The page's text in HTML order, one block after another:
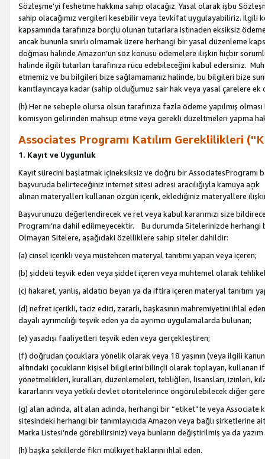
Sözleşme’yi feshetme hakkına sahip olacağız. Yasal olarak işbu
sahip olacağımız vergileri kesebilir veya tevkifat uygulayabiliriz. İlgili
kapsamında tarafınıza borçlu olunan tutarlara istinaden eksiksiz
ancak bununla sınırlı olmamak üzere herhangi bir yasal düzenleme
doğması halinde Amazon’un söz konusu ödemelere ilişkin hiçbir
halinde ilgili tutarları tarafınıza rücu edebileceğini kabul edersiniz.
etmemiz ve bu bilgileri bize sağlamamanız halinde, bu bilgileri bize
kanıtlayıncaya kadar (sahip olduğumuz sair hak veya yasal çarelere
(h) Her ne sebeple olursa olsun tarafınıza fazla ödeme yapılmış
komisyon gelirinden mahsup etme veya gerekli düzeltmeleri yapma
Associates Programı Katılım Gereklilikleri
1. Kayıt ve Uygunluk
Kayıt sürecini başlatmak içineksiksiz ve doğru bir AssociatesProgramı
başvuruda belirteceğiniz internet sitesi adresi aracılığıyla kamuya
alınan materyalleri kullanan özgün içerik, eklediğiniz materyallere
Başvurunuzu değerlendirecek ve ret veya kabul kararımızı size
Programı’na dahil edilmeyecektir. Bu durumda Sitelerinizde herhangi
Olmayan Sitelere, aşağıdaki özelliklere sahip siteler dahildir:
(a) cinsel içerikli veya müstehcen materyal tanıtımı yapan veya içeren;
(b) şiddeti teşvik eden veya şiddet içeren veya muhtemel olarak
(c) hakaret, yanlış, aldatıcı beyan ya da iftira içeren materyal tanıtımı
(d) nefret içerikli, taciz edici, zararlı, başkasının mahremiyetini ihlal
dayalı ayrımcılığı teşvik eden ya da ayrımcı uygulamalarda bulunan;
(e) yasadışı faaliyetleri teşvik eden veya gerçekleştiren;
(f) doğrudan çocuklara yönelik olarak veya 18 yaşının (veya ilgili
altındaki çocukların kişisel bilgilerini bilinçli olarak toplayan, kullanan
yönetmelikleri, kuralları, düzenlemeleri, tebliğleri, lisansları, izinleri,
kararlarını veya yetkili devlet otoritelerince öngörülebilecek diğer
(g) alan adında, alt alan adında, herhangi bir “etiket”te veya
sitesindeki herhangi bir tanımlayıcıda Amazon veya bağlı şirketlerine
Marka Listesi’nde görebilirsiniz) veya bunların değiştirilmiş ya da
(h) başka şekillerde fikri mülkiyet haklarını ihlal eden.